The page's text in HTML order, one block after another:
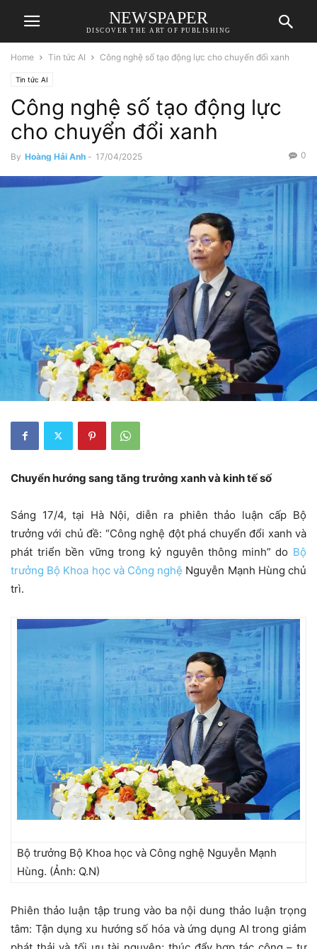
NEWSPAPER
DISCOVER THE ART OF PUBLISHING
Home Tin tức AI Công nghệ số tạo động lực cho chuyển đổi xanh
Tin tức AI
Công nghệ số tạo động lực
cho chuyển đổi xanh
By Hoàng Hải Anh - 17/04/2025 0
Chuyển hướng sang tăng trưởng xanh và kinh tế số
Sáng 17/4, tại Hà Nội, diễn ra phiên thảo luận cấp Bộ
trưởng với chủ đề: “Công nghệ đột phá chuyển đổi xanh và
phát triển bền vững trong kỷ nguyên thông minh” do Bộ
trưởng Bộ Khoa học và Công nghệ Nguyễn Mạnh Hùng chủ
trì.
Bộ trưởng Bộ Khoa học và Công nghệ Nguyễn Mạnh
Hùng. (Ảnh: Q.N)
Phiên thảo luận tập trung vào ba nội dung thảo luận trọng
tâm: Tận dụng xu hướng số hóa và ứng dụng AI trong giảm